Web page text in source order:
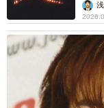
やはり機械の声。
た。
なんの解約だった
に機械が『新しい
で多分プロバイダ